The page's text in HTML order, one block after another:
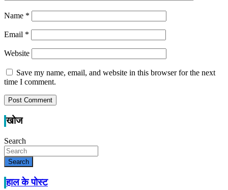
Name *
Email *
Website
Save my name, email, and website in this browser for the next
time I comment.
खोज
Search
Search
हाल के पोस्ट